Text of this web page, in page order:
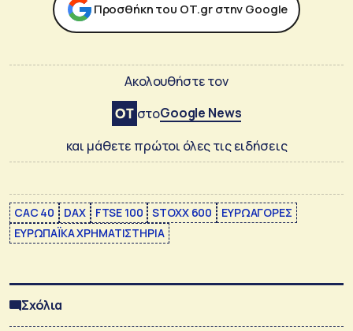
Προσθήκη του ΟΤ.gr στην Google
Ακολουθήστε τον
στοGoogle News
και μάθετε πρώτοι όλες τις ειδήσεις
CAC 40 DAX FTSE 100 STOXX 600
ΕΥΡΩΑΓΟΡΕΣ
ΕΥΡΩΠΑΪΚΑ ΧΡΗΜΑΤΙΣΤΗΡΙΑ
Σχόλια